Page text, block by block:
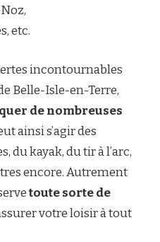
etc.
incontournables
Belle-Isle-en-Terre,
de nombreuses
ainsi s’agir des
du kayak, du tir à l’arc,
encore. Autrement
toute sorte de
votre loisir à tout